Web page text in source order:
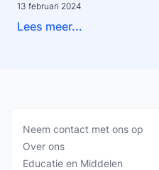
13 februari 2024
Lees meer...
Neem contact met ons op
Over ons
Educatie en Middelen